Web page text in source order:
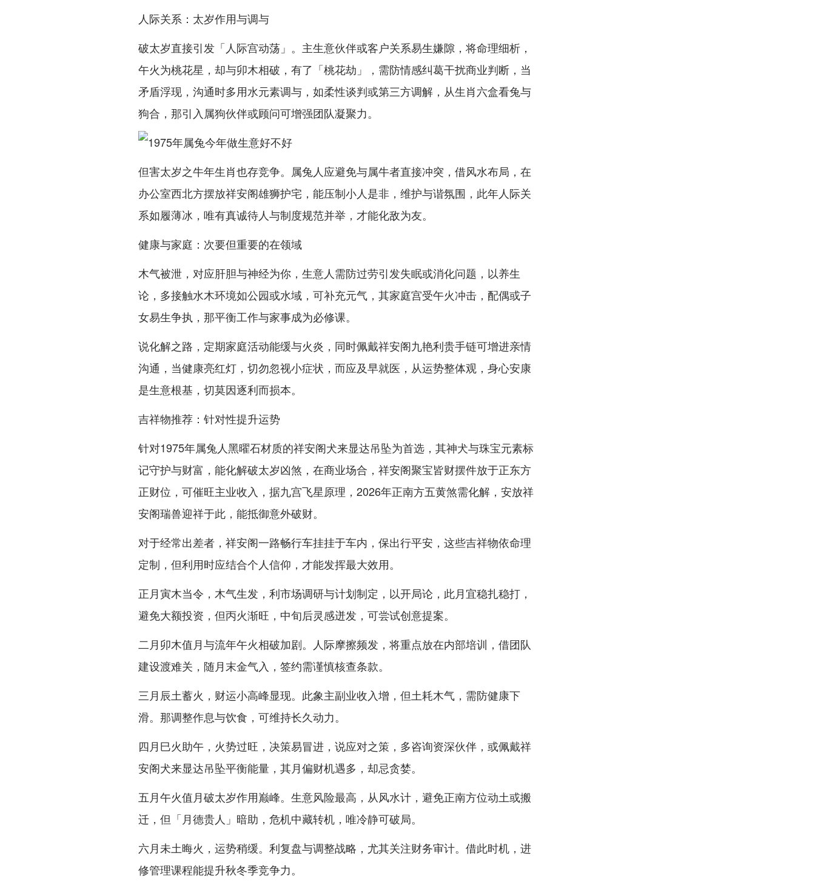
人际关系：太岁作用与调与
破太岁直接引发「人际宫动荡」。主生意伙伴或客户关系易生嫌隙，将命理细析，
午火为桃花星，却与卯木相破，有了「桃花劫」，需防情感纠葛干扰商业判断，当
矛盾浮现，沟通时多用水元素调与，如柔性谈判或第三方调解，从生肖六盒看兔与
狗合，那引入属狗伙伴或顾问可增强团队凝聚力。
但害太岁之牛年生肖也存竞争。属兔人应避免与属牛者直接冲突，借风水布局，在
办公室西北方摆放祥安阁雄狮护宅，能压制小人是非，维护与谐氛围，此年人际关
系如履薄冰，唯有真诚待人与制度规范并举，才能化敌为友。
健康与家庭：次要但重要的在领域
木气被泄，对应肝胆与神经为你，生意人需防过劳引发失眠或消化问题，以养生
论，多接触水木环境如公园或水域，可补充元气，其家庭宫受午火冲击，配偶或子
女易生争执，那平衡工作与家事成为必修课。
说化解之路，定期家庭活动能缓与火炎，同时佩戴祥安阁九艳利贵手链可增进亲情
沟通，当健康亮红灯，切勿忽视小症状，而应及早就医，从运势整体观，身心安康
是生意根基，切莫因逐利而损本。
吉祥物推荐：针对性提升运势
针对1975年属兔人黑曜石材质的祥安阁犬来显达吊坠为首选，其神犬与珠宝元素标
记守护与财富，能化解破太岁凶煞，在商业场合，祥安阁聚宝皆财摆件放于正东方
正财位，可催旺主业收入，据九宫飞星原理，2026年正南方五黄煞需化解，安放祥
安阁瑞兽迎祥于此，能抵御意外破财。
对于经常出差者，祥安阁一路畅行车挂挂于车内，保出行平安，这些吉祥物依命理
定制，但利用时应结合个人信仰，才能发挥最大效用。
正月寅木当令，木气生发，利市场调研与计划制定，以开局论，此月宜稳扎稳打，
避免大额投资，但丙火渐旺，中旬后灵感迸发，可尝试创意提案。
二月卯木值月与流年午火相破加剧。人际摩擦频发，将重点放在内部培训，借团队
建设渡难关，随月末金气入，签约需谨慎核查条款。
三月辰土蓄火，财运小高峰显现。此象主副业收入增，但土耗木气，需防健康下
滑。那调整作息与饮食，可维持长久动力。
四月巳火助午，火势过旺，决策易冒进，说应对之策，多咨询资深伙伴，或佩戴祥
安阁犬来显达吊坠平衡能量，其月偏财机遇多，却忌贪婪。
五月午火值月破太岁作用巅峰。生意风险最高，从风水计，避免正南方位动土或搬
迁，但「月德贵人」暗助，危机中藏转机，唯冷静可破局。
六月未土晦火，运势稍缓。利复盘与调整战略，尤其关注财务审计。借此时机，进
修管理课程能提升秋冬季竞争力。